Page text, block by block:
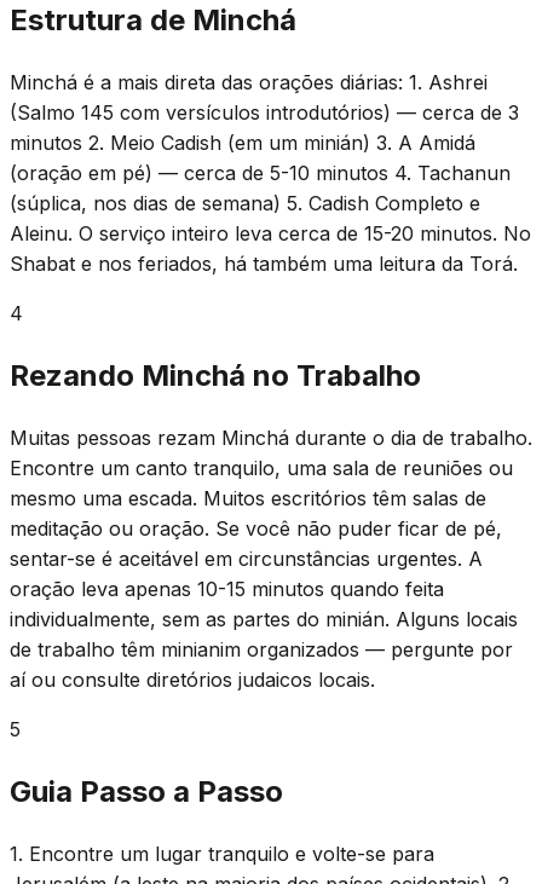
Estrutura de Minchá
Minchá é a mais direta das orações diárias: 1. Ashrei
(Salmo 145 com versículos introdutórios) — cerca de 3
minutos 2. Meio Cadish (em um minián) 3. A Amidá
(oração em pé) — cerca de 5-10 minutos 4. Tachanun
(súplica, nos dias de semana) 5. Cadish Completo e
Aleinu. O serviço inteiro leva cerca de 15-20 minutos. No
Shabat e nos feriados, há também uma leitura da Torá.
4
Rezando Minchá no Trabalho
Muitas pessoas rezam Minchá durante o dia de trabalho.
Encontre um canto tranquilo, uma sala de reuniões ou
mesmo uma escada. Muitos escritórios têm salas de
meditação ou oração. Se você não puder ficar de pé,
sentar-se é aceitável em circunstâncias urgentes. A
oração leva apenas 10-15 minutos quando feita
individualmente, sem as partes do minián. Alguns locais
de trabalho têm minianim organizados — pergunte por
aí ou consulte diretórios judaicos locais.
5
Guia Passo a Passo
1. Encontre um lugar tranquilo e volte-se para